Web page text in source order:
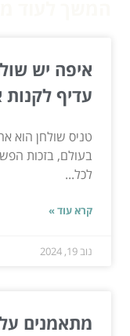
איפה יש
עדיף לקנות
טניס שולחן הוא
בעולם, בזכות
לכל...
קרא עוד »
נוב 19, 2024
מתאמנים